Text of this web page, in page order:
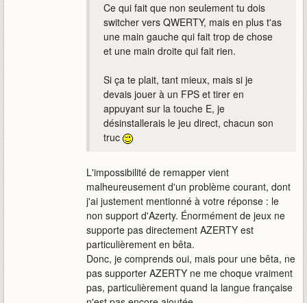
Ce qui fait que non seulement tu dois
switcher vers QWERTY, mais en plus t'as
une main gauche qui fait trop de chose
et une main droite qui fait rien.
Si ça te plait, tant mieux, mais si je
devais jouer à un FPS et tirer en
appuyant sur la touche E, je
désinstallerais le jeu direct, chacun son
truc
L'impossibilité de remapper vient
malheureusement d'un problème courant, dont
j'ai justement mentionné à votre réponse : le
non support d'Azerty. Énormément de jeux ne
supporte pas directement AZERTY est
particulièrement en bêta.
Donc, je comprends oui, mais pour une bêta, ne
pas supporter AZERTY ne me choque vraiment
pas, particulièrement quand la langue française